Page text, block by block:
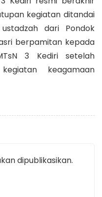
kegiatan ditandai
dari Pondok
berpamitan kepada
3 Kediri setelah
keagamaan
dipublikasikan.